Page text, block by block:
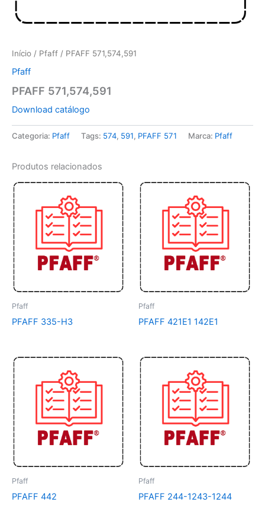
Início / Pfaff / PFAFF 571,574,591
Pfaff
PFAFF 571,574,591
Download catálogo
Categoria: Pfaff Tags: 574, 591, PFAFF 571 Marca: Pfaff
Produtos relacionados
Pfaff
PFAFF 335-H3
Pfaff
PFAFF 421E1 142E1
Pfaff
PFAFF 442
Pfaff
PFAFF 244-1243-1244